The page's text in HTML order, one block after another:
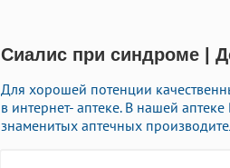
Сиалис при синдроме |
Для хорошей потенции
в интернет- аптеке. В нашей
знаменитых аптечных